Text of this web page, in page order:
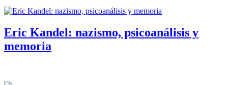
Eric Kandel: nazismo, psicoanálisis y
memoria